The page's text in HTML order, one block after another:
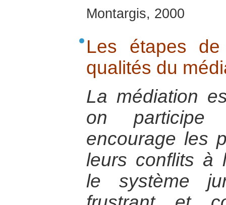
Montargis, 2000
Les étapes
qualités du
La médiation
on participe
encourage les
leurs conflits à
le système